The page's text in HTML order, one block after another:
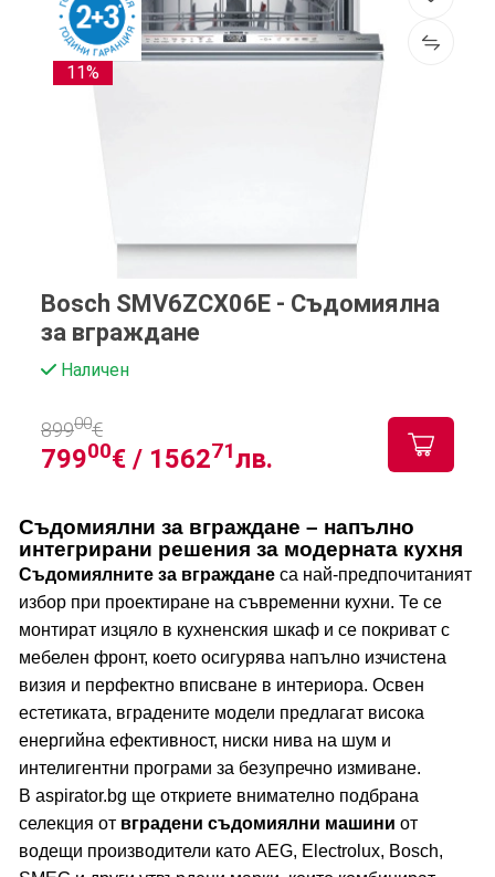
11%
Bosch SMV6ZCX06E - Съдомиялна
за вграждане
Наличен
79900€ / 156271лв.
89900€
Съдомиялни за вграждане – напълно
интегрирани решения за модерната кухня
Съдомиялните за вграждане са най-предпочитаният
избор при проектиране на съвременни кухни. Те се
монтират изцяло в кухненския шкаф и се покриват с
мебелен фронт, което осигурява напълно изчистена
визия и перфектно вписване в интериора. Освен
естетиката, вградените модели предлагат висока
енергийна ефективност, ниски нива на шум и
интелигентни програми за безупречно измиване.
В aspirator.bg ще откриете внимателно подбрана
селекция от вградени съдомиялни машини от
водещи производители като AEG, Electrolux, Bosch,